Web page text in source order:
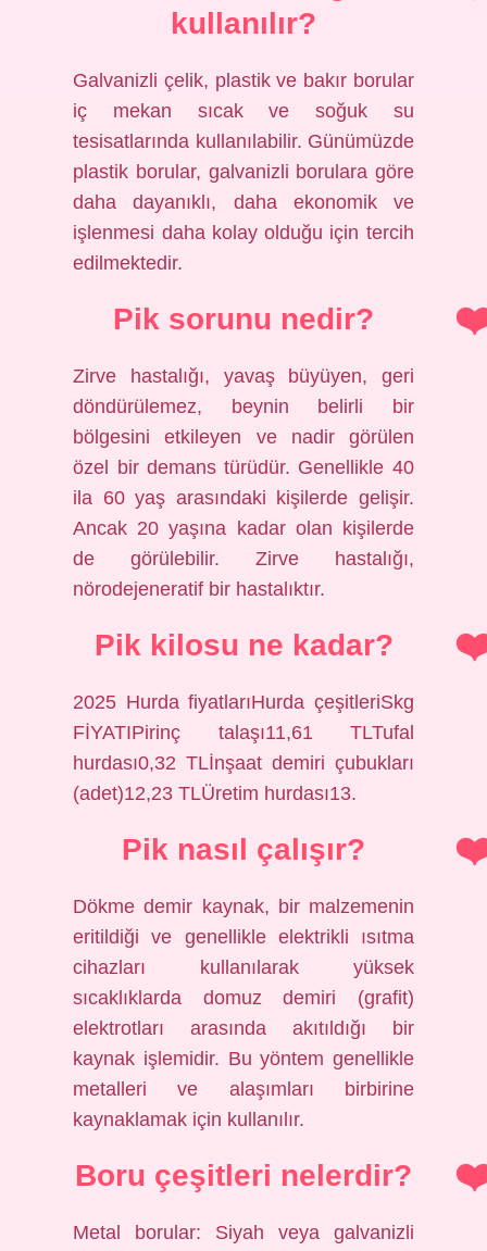
kullanılır?
Galvanizli çelik, plastik ve bakır borular
iç mekan sıcak ve soğuk su
tesisatlarında kullanılabilir. Günümüzde
plastik borular, galvanizli borulara göre
daha dayanıklı, daha ekonomik ve
işlenmesi daha kolay olduğu için tercih
edilmektedir.
Pik sorunu nedir?
Zirve hastalığı, yavaş büyüyen, geri
döndürülemez, beynin belirli bir
bölgesini etkileyen ve nadir görülen
özel bir demans türüdür. Genellikle 40
ila 60 yaş arasındaki kişilerde gelişir.
Ancak 20 yaşına kadar olan kişilerde
de görülebilir. Zirve hastalığı,
nörodejeneratif bir hastalıktır.
Pik kilosu ne kadar?
2025 Hurda fiyatlarıHurda çeşitleriSkg
FİYATIPirinç talaşı11,61 TLTufal
hurdası0,32 TLİnşaat demiri çubukları
(adet)12,23 TLÜretim hurdası13.
Pik nasıl çalışır?
Dökme demir kaynak, bir malzemenin
eritildiği ve genellikle elektrikli ısıtma
cihazları kullanılarak yüksek
sıcaklıklarda domuz demiri (grafit)
elektrotları arasında akıtıldığı bir
kaynak işlemidir. Bu yöntem genellikle
metalleri ve alaşımları birbirine
kaynaklamak için kullanılır.
Boru çeşitleri nelerdir?
Metal borular: Siyah veya galvanizli